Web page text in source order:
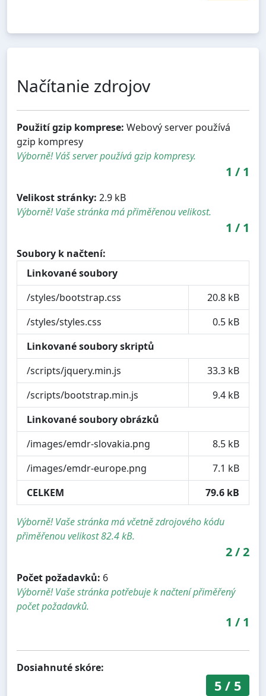
Načítanie zdrojov
Použití gzip komprese: Webový server používá
gzip kompresy
Výborně! Váš server používá gzip kompresy.
1 / 1
Velikost stránky: 2.9 kB
Výborně! Vaše stránka má přiměřenou velikost.
1 / 1
Soubory k načtení:
Linkované soubory
/styles/bootstrap.css
20.8 kB
/styles/styles.css
0.5 kB
Linkované soubory skriptů
/scripts/jquery.min.js
33.3 kB
/scripts/bootstrap.min.js
9.4 kB
Linkované soubory obrázků
/images/emdr-slovakia.png
8.5 kB
/images/emdr-europe.png
7.1 kB
CELKEM
79.6 kB
Výborně! Vaše stránka má včetně zdrojového kódu
přiměřenou velikost 82.4 kB.
2/2
Počet požadavků: 6
Výborně! Vaše stránka potřebuje k načtení přiměřený
počet požadavků.
1 / 1
Dosiahnuté skóre:
5/ 5